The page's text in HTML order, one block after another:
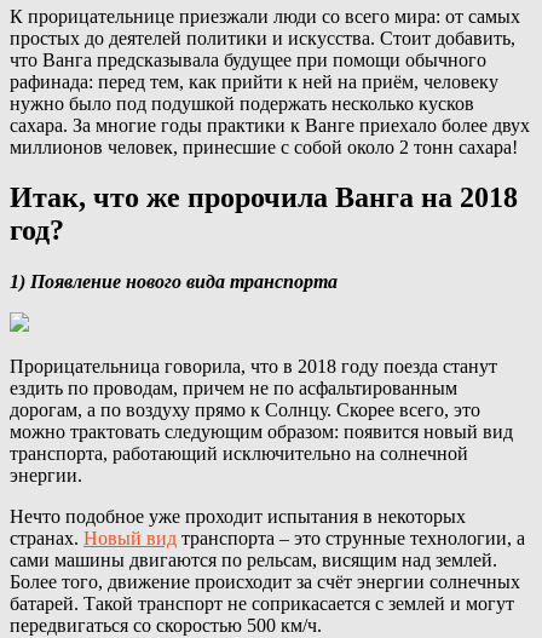
К прорицательнице приезжали люди со всего мира: от самых
простых до деятелей политики и искусства. Стоит добавить,
что Ванга предсказывала будущее при помощи обычного
рафинада: перед тем, как прийти к ней на приём, человеку
нужно было под подушкой подержать несколько кусков
сахара. За многие годы практики к Ванге приехало более двух
миллионов человек, принесшие с собой около 2 тонн сахара!
Итак, что же пророчила Ванга на 2018
год?
1) Появление нового вида транспорта
Прорицательница говорила, что в 2018 году поезда станут
ездить по проводам, причем не по асфальтированным
дорогам, а по воздуху прямо к Солнцу. Скорее всего, это
можно трактовать следующим образом: появится новый вид
транспорта, работающий исключительно на солнечной
энергии.
Нечто подобное уже проходит испытания в некоторых
странах. Новый вид транспорта – это струнные технологии, а
сами машины двигаются по рельсам, висящим над землей.
Более того, движение происходит за счёт энергии солнечных
батарей. Такой транспорт не соприкасается с землей и могут
передвигаться со скоростью 500 км/ч.